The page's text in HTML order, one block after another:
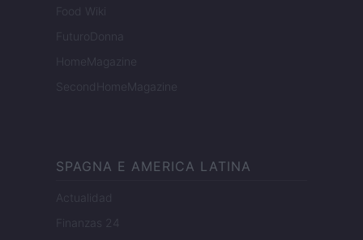
Food Wiki
FuturoDonna
HomeMagazine
SecondHomeMagazine
SPAGNA E AMERICA LATINA
Actualidad
Finanzas 24